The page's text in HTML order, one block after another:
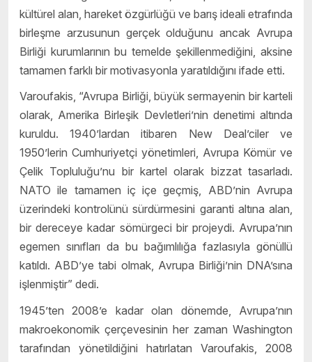
kültürel alan, hareket özgürlüğü ve barış ideali etrafında
birleşme arzusunun gerçek olduğunu ancak Avrupa
Birliği kurumlarının bu temelde şekillenmediğini, aksine
tamamen farklı bir motivasyonla yaratıldığını ifade etti.
Varoufakis, “Avrupa Birliği, büyük sermayenin bir karteli
olarak, Amerika Birleşik Devletleri’nin denetimi altında
kuruldu. 1940’lardan itibaren New Deal’ciler ve
1950’lerin Cumhuriyetçi yönetimleri, Avrupa Kömür ve
Çelik Topluluğu’nu bir kartel olarak bizzat tasarladı.
NATO ile tamamen iç içe geçmiş, ABD’nin Avrupa
üzerindeki kontrolünü sürdürmesini garanti altına alan,
bir dereceye kadar sömürgeci bir projeydi. Avrupa’nın
egemen sınıfları da bu bağımlılığa fazlasıyla gönüllü
katıldı. ABD’ye tabi olmak, Avrupa Birliği’nin DNA’sına
işlenmiştir” dedi.
1945’ten 2008’e kadar olan dönemde, Avrupa’nın
makroekonomik çerçevesinin her zaman Washington
tarafından yönetildiğini hatırlatan Varoufakis, 2008